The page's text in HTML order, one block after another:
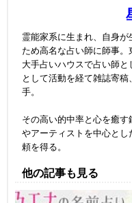
霊能家系に生まれ、自身
ため高名な占い師に師事。
大手占いハウスで占い師
として活動を経て雑誌寄
手。
その高い的中率と心を癒
やアーティストを中心と
頼を得る。
他の記事も見る